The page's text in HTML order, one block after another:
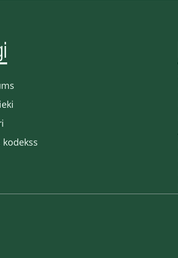
kodekss